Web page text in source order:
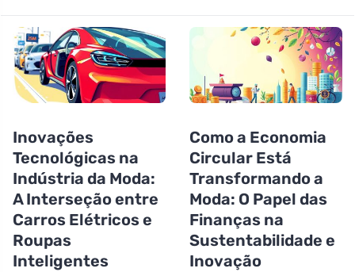
Inovações
Tecnológicas na
Indústria da Moda:
A Interseção entre
Carros Elétricos e
Roupas
Inteligentes
Como a Economia
Circular Está
Transformando a
Moda: O Papel das
Finanças na
Sustentabilidade e
Inovação